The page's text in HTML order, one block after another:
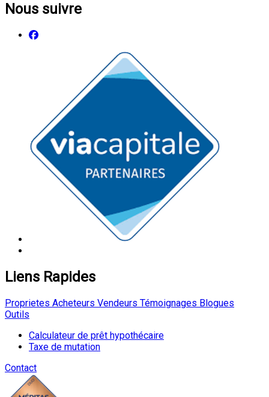
Nous suivre
Liens Rapides
Proprietes Acheteurs Vendeurs Témoignages Blogues
Outils
Calculateur de prêt hypothécaire
Taxe de mutation
Contact